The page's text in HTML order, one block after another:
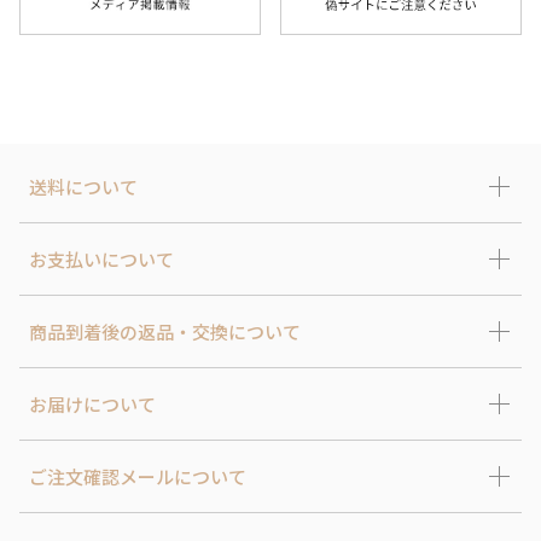
送料について
お支払いについて
商品到着後の返品・交換について
お届けについて
ご注文確認メールについて